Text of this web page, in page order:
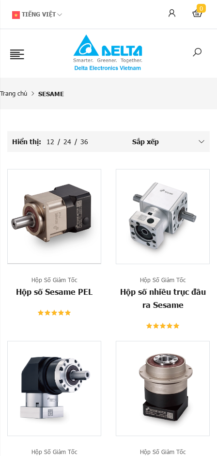
TIẾNG VIỆT
0
Trang chủ SESAME
Hiển thị: 12 / 24 / 36 Sắp xếp
Hộp Số Giảm Tốc
Hộp số Sesame PEL
Hộp Số Giảm Tốc
Hộp số nhiều trục đầu
ra Sesame
Hộp Số Giảm Tốc Hộp Số Giảm Tốc